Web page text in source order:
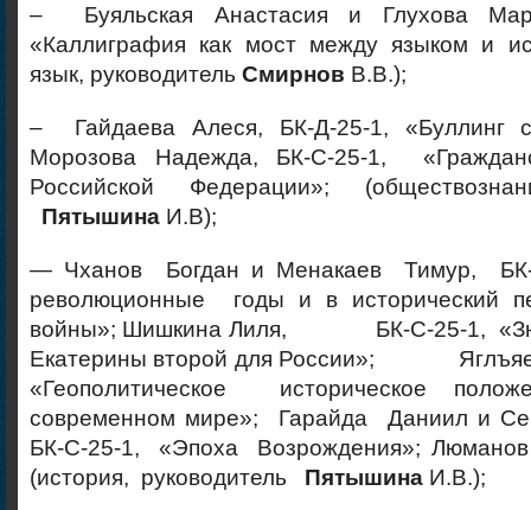
– Буяльская Анастасия и Глухова
«Каллиграфия как мост между языком и
язык, руководитель Смирнов В.В.);
– Гайдаева Алеся, БК-Д-25-1, «Буллинг
Морозова Надежда, БК-С-25-1,
Российской Федерации»;
Пятышина И.В);
— Чханов Богдан и Менакаев Тимур,
революционные годы и в исторический
войны»; Шишкина Лиля, БК-С-25-1,
Екатерины второй для России»;
«Геополитическое историческое
современном мире»; Гарайда Даниил и
БК-С-25-1, «Эпоха Возрождения»;
(история, руководитель Пятышина И.В.);